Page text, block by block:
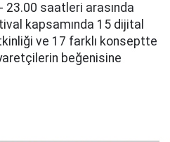
23.00 saatleri arasında
kapsamında 15 dijital
ve 17 farklı konseptte
beğenisine